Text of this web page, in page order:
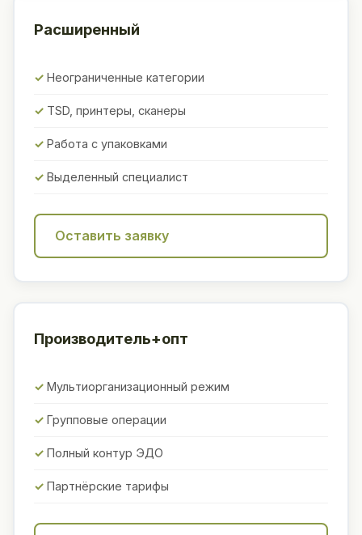
Расширенный
Неограниченные категории
TSD, принтеры, сканеры
Работа с упаковками
Выделенный специалист
Оставить заявку
Производитель+опт
Мультиорганизационный режим
Групповые операции
Полный контур ЭДО
Партнёрские тарифы